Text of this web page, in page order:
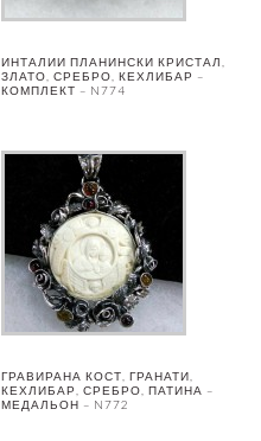
ИНТАЛИИ ПЛАНИНСКИ КРИСТАЛ,
ЗЛАТО, СРЕБРО, КЕХЛИБАР –
КОМПЛЕКТ – N774
ГРАВИРАНА КОСТ, ГРАНАТИ,
КЕХЛИБАР, СРЕБРО, ПАТИНА –
МЕДАЛЬОН – N772